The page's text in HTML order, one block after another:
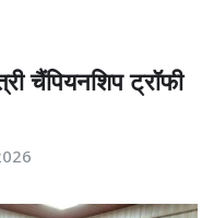
चैंपियनशिप ट्रॉफी